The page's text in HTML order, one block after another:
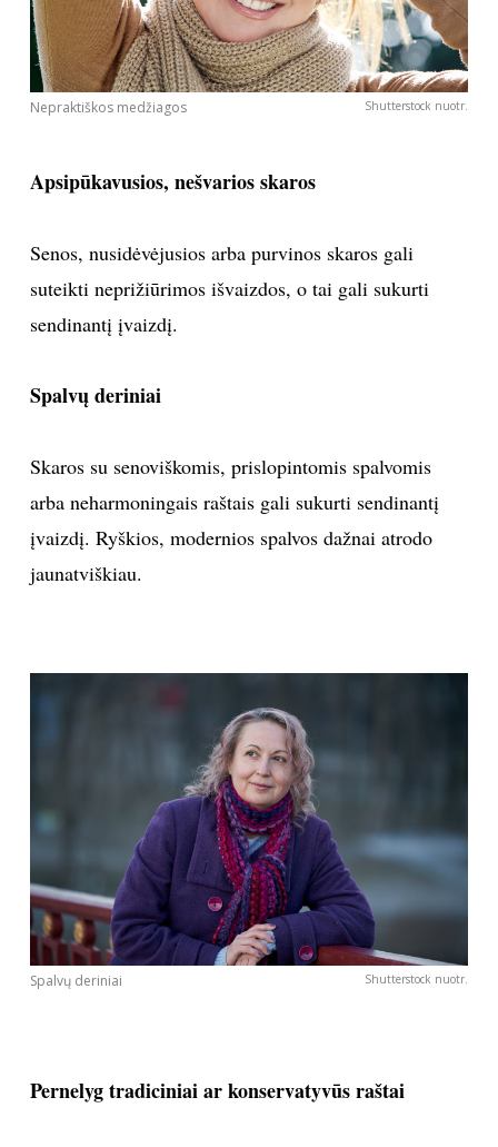
Nepraktiškos medžiagos Shutterstock nuotr.
Apsipūkavusios, nešvarios skaros
Senos, nusidėvėjusios arba purvinos skaros gali
suteikti neprižiūrimos išvaizdos, o tai gali sukurti
sendinantį įvaizdį.
Spalvų deriniai
Skaros su senoviškomis, prislopintomis spalvomis
arba neharmoningais raštais gali sukurti sendinantį
įvaizdį. Ryškios, modernios spalvos dažnai atrodo
jaunatviškiau.
Spalvų deriniai Shutterstock nuotr.
Pernelyg tradiciniai ar konservatyvūs raštai